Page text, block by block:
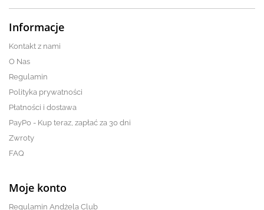
Informacje
Kontakt z nami
O Nas
Regulamin
Polityka prywatności
Płatności i dostawa
PayPo - Kup teraz, zapłać za 30 dni
Zwroty
FAQ
Moje konto
Regulamin Andżela Club